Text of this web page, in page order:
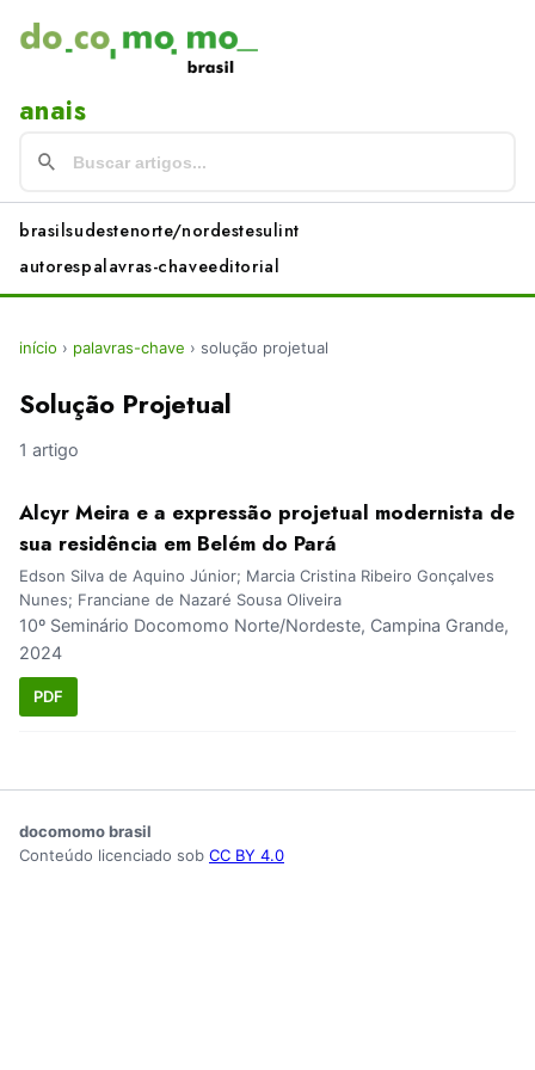
anais
brasilsudestenorte/nordestesulint
autorespalavras-chaveeditorial
início › palavras-chave › solução projetual
Solução Projetual
1 artigo
Alcyr Meira e a expressão projetual modernista de
sua residência em Belém do Pará
Edson Silva de Aquino Júnior; Marcia Cristina Ribeiro Gonçalves
Nunes; Franciane de Nazaré Sousa Oliveira
10º Seminário Docomomo Norte/Nordeste, Campina Grande,
2024
PDF
docomomo brasil
Conteúdo licenciado sob CC BY 4.0